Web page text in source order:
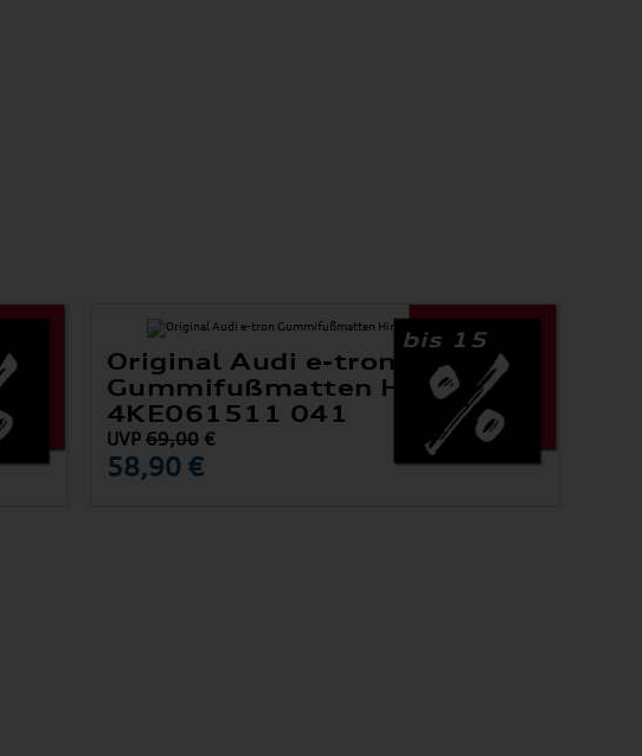
bis 15
Original Audi e-tron
Gummifußmatten Hinten
4KE061511 041
UVP 69,00€
58,90 €